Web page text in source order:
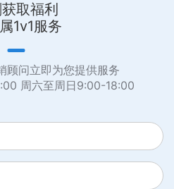
取福利
1v1服务
顾问立即为您提供服务
周六至周日9:00-18:00